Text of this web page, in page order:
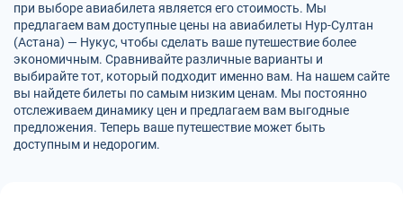
при выборе авиабилета является его стоимость. Мы
предлагаем вам доступные цены на авиабилеты Нур-Султан
(Астана) — Нукус, чтобы сделать ваше путешествие более
экономичным. Сравнивайте различные варианты и
выбирайте тот, который подходит именно вам. На нашем сайте
вы найдете билеты по самым низким ценам. Мы постоянно
отслеживаем динамику цен и предлагаем вам выгодные
предложения. Теперь ваше путешествие может быть
доступным и недорогим.